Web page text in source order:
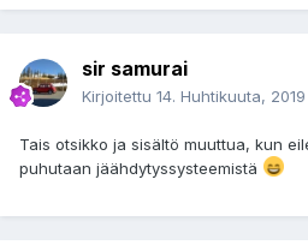
sir samurai
Kirjoitettu 14. Huhtikuuta, 2019
Tais otsikko ja sisältö muuttua, kun
puhutaan jäähdytyssysteemistä